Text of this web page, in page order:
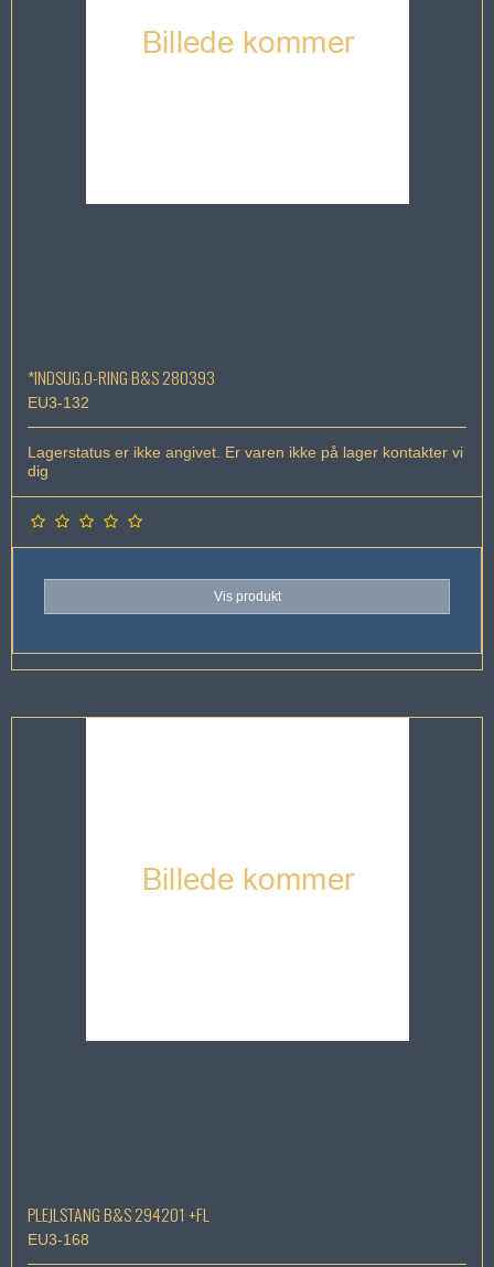
*INDSUG.O-RING B&S 280393
EU3-132
Lagerstatus er ikke angivet. Er varen ikke på lager kontakter vi
dig
Vis produkt
PLEJLSTANG B&S 294201 +FL
EU3-168